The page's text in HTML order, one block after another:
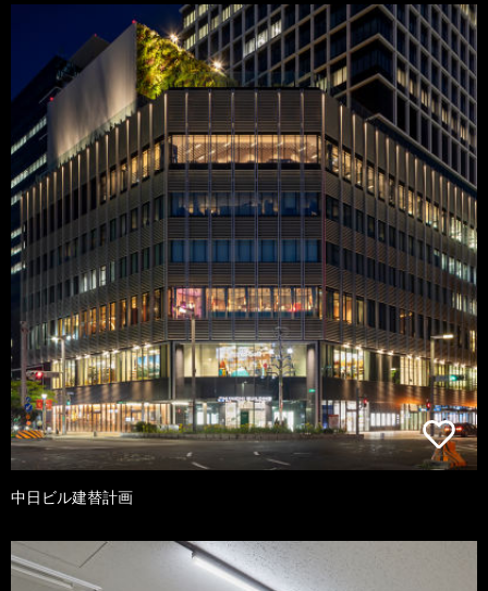
中日ビル建替計画